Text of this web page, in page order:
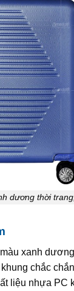
dương thời
xanh
chắc
liệu nhựa PC